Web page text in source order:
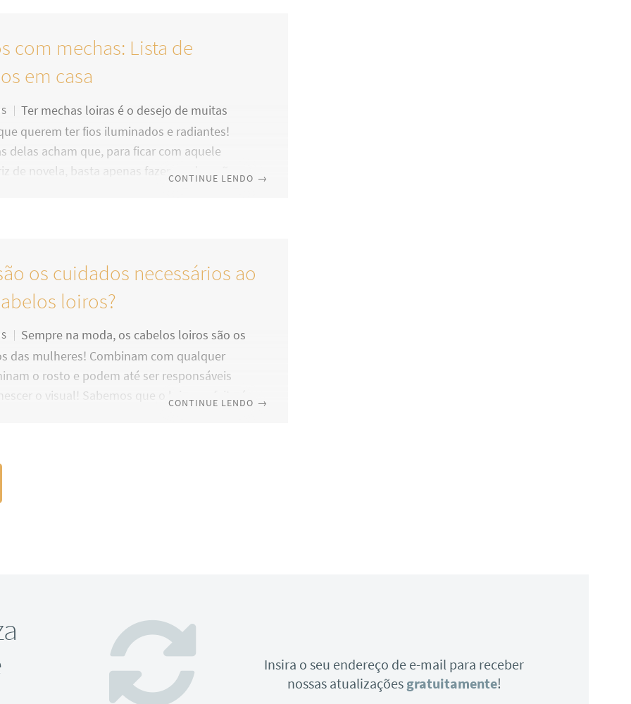
não se preocupe: listamos alguns mitos
com mechas: Lista de
em casa
Ter mechas loiras é o desejo de muitas
querem ter fios iluminados e radiantes!
delas acham que, para ficar com aquele
de novela, basta apenas fazer a coloração
casa. Quer descobrir como alguns cuidados
CONTINUE LENDO →
os cuidados necessários ao
loiros?
Sempre na moda, os cabelos loiros são os
das mulheres! Combinam com qualquer
o rosto e podem até ser responsáveis
o visual! Sabemos que o loiro perfeito é
CONTINUE LENDO →
Insira o seu endereço de e-mail para receber
nossas atualizações gratuitamente!